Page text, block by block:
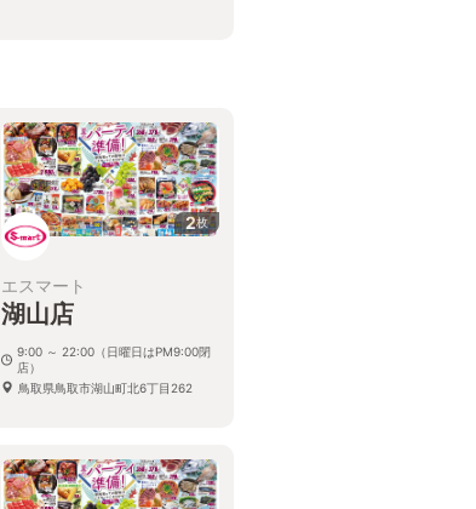
2枚
エスマート
湖山店
9:00 ～ 22:00（日曜日はPM9:00閉
店）
鳥取県鳥取市湖山町北6丁目262